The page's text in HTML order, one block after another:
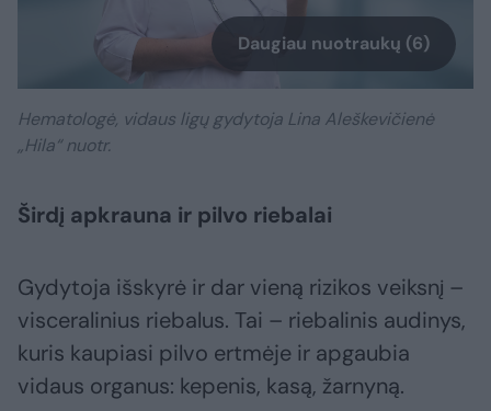
Daugiau nuotraukų (6)
Hematologė, vidaus ligų gydytoja Lina Aleškevičienė
„Hila“ nuotr.
Širdį apkrauna ir pilvo riebalai
Gydytoja išskyrė ir dar vieną rizikos veiksnį –
visceralinius riebalus. Tai – riebalinis audinys,
kuris kaupiasi pilvo ertmėje ir apgaubia
vidaus organus: kepenis, kasą, žarnyną.